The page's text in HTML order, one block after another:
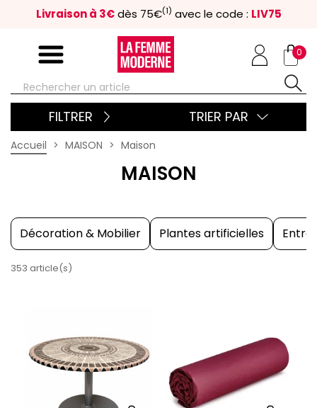
Livraison à 3€ dès 75€(1) avec le code : LIV75
0
FILTRER TRIER PAR
Accueil MAISON Maison
MAISON
Décoration & Mobilier Plantes artificielles
353 article(s)